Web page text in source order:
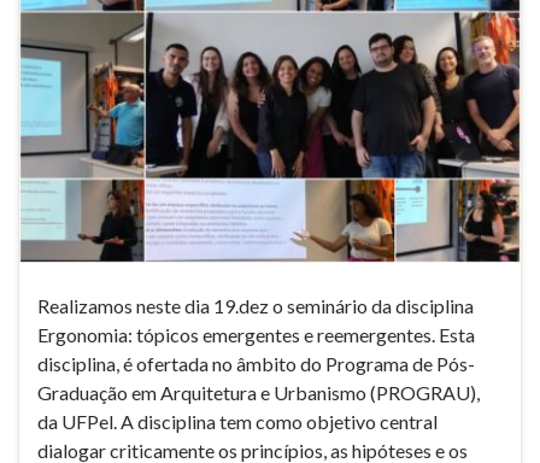
Realizamos neste dia 19.dez o seminário da disciplina
Ergonomia: tópicos emergentes e reemergentes. Esta
disciplina, é ofertada no âmbito do Programa de Pós-
Graduação em Arquitetura e Urbanismo (PROGRAU),
da UFPel. A disciplina tem como objetivo central
dialogar criticamente os princípios, as hipóteses e os